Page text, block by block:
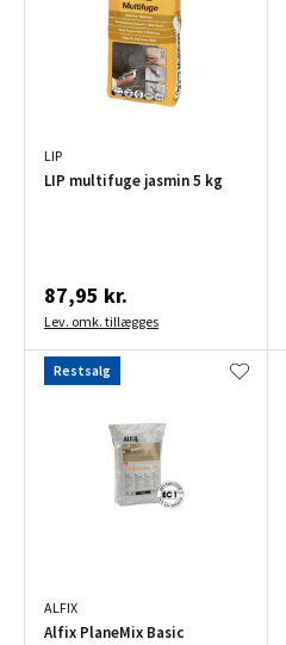
LIP
LIP multifuge jasmin 5 kg
87,95 kr.
Lev. omk. tillægges
Restsalg
ALFIX
Alfix PlaneMix Basic